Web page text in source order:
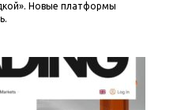
Новые платформы